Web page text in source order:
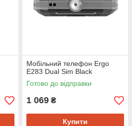
Мобiльний телефон Ergo
E283 Dual Sim Black
Готово до відправки
1 069 ₴
Купити